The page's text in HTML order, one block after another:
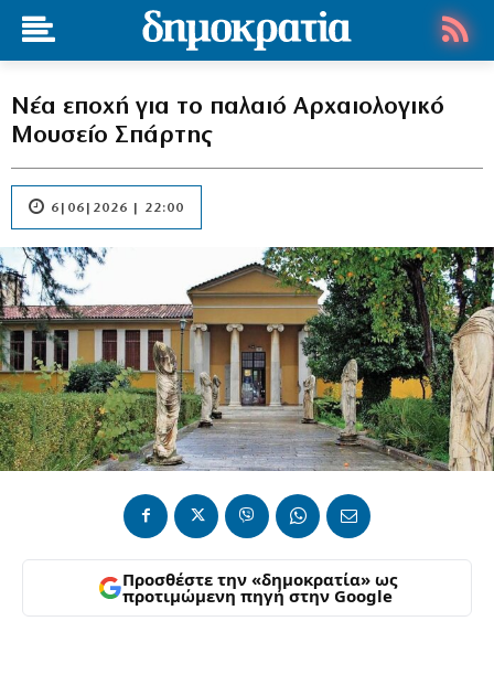
Νέα εποχή για το παλαιό Αρχαιολογικό
Μουσείο Σπάρτης
6|06|2026 | 22:00
Προσθέστε την «δημοκρατία» ως
προτιμώμενη πηγή στην Google